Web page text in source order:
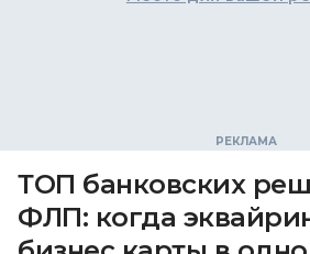
ТОП банковских
ФЛП: когда